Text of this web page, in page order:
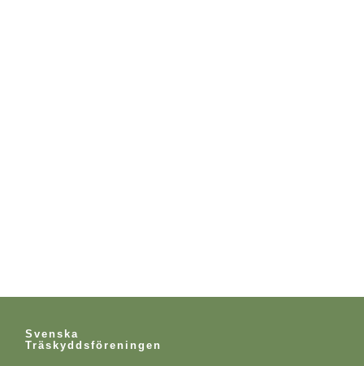
Svenska
Träskyddsföreningen